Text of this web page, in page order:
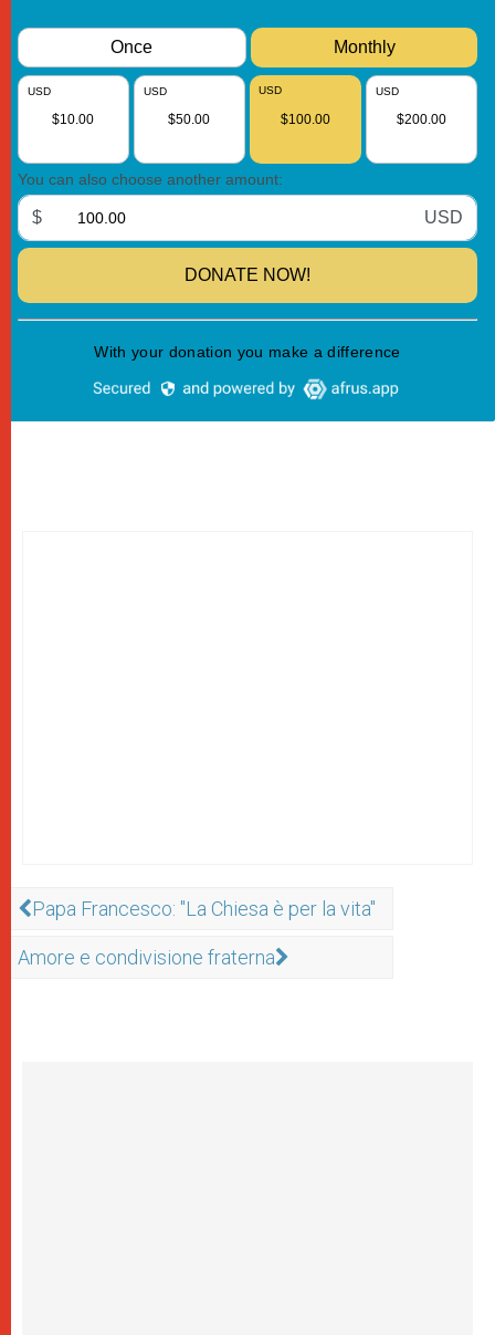
Papa Francesco: "La Chiesa è per la vita"
Amore e condivisione fraterna